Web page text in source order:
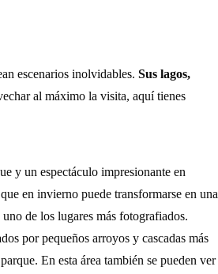
escenarios inolvidables. Sus lagos,
al máximo la visita, aquí tienes
y un espectáculo impresionante en
en invierno puede transformarse en una
de los lugares más fotografiados.
por pequeños arroyos y cascadas más
En esta área también se pueden ver